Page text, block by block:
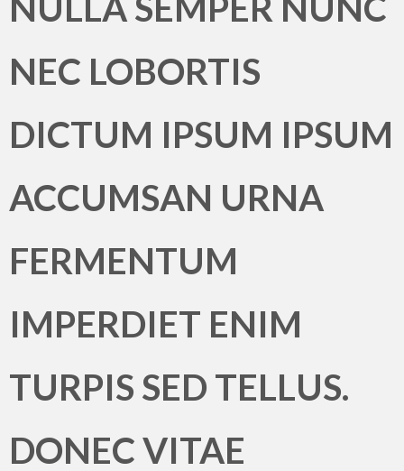
NEC LOBORTIS
DICTUM IPSUM IPSUM
ACCUMSAN URNA
FERMENTUM
IMPERDIET ENIM
TURPIS SED TELLUS.
DONEC VITAE